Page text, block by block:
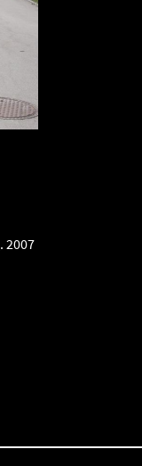
. 2007